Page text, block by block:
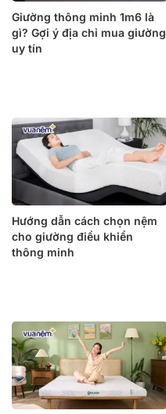
Giường thông minh 1m6 là
gì? Gợi ý địa chỉ mua giường
uy tín
Hướng dẫn cách chọn nệm
cho giường điều khiển
thông minh